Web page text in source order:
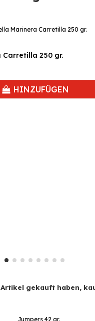
Carretilla 250 gr.
HINZUFÜGEN
gekauft haben,